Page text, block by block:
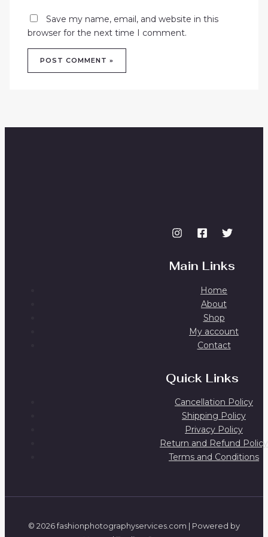
Save my name, email, and website in this
browser for the next time I comment.
Main Links
Home
About
Shop
My account
Contact
Quick Links
Cancellation Policy
Shipping Policy
Privacy Policy
Return and Refund Policy
Terms and Conditions
© 2026 fashionphotographyservices.com | Powered by